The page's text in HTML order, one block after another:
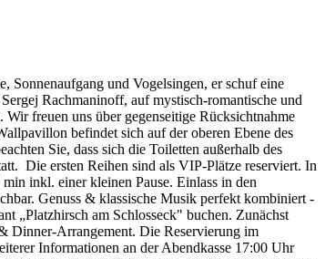
Sonnenaufgang und Vogelsingen, er schuf eine
Rachmaninoff, auf mystisch-romantische und
freuen uns über gegenseitige Rücksichtnahme
befindet sich auf der oberen Ebene des
Sie, dass sich die Toiletten außerhalb des
Die ersten Reihen sind als VIP-Plätze reserviert. In
inkl. einer kleinen Pause. Einlass in den
Genuss & klassische Musik perfekt kombiniert -
„Platzhirsch am Schlosseck" buchen. Zunächst
Dinner-Arrangement. Die Reservierung im
Informationen an der Abendkasse 17:00 Uhr